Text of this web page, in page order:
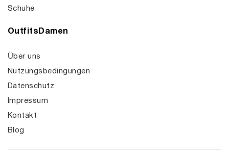
Schuhe
OutfitsDamen
Über uns
Nutzungsbedingungen
Datenschutz
Impressum
Kontakt
Blog